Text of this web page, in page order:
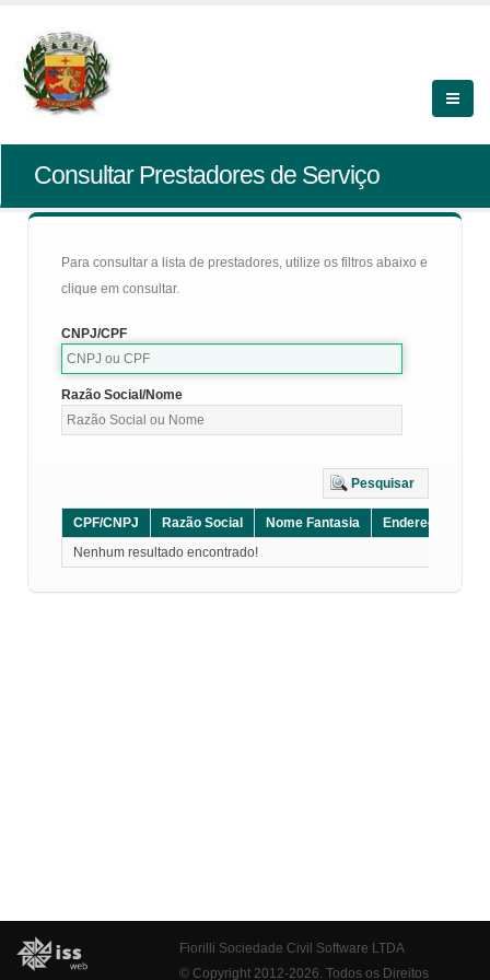
Consultar Prestadores de Serviço
Para consultar a lista de prestadores, utilize os filtros abaixo e
clique em consultar.
CNPJ/CPF
Razão Social/Nome
Pesquisar
CPF/CNPJ Razão Social Nome Fantasia Endereço
Nenhum resultado encontrado!
Fiorilli Sociedade Civil Software LTDA
© Copyright 2012-2026. Todos os Direitos